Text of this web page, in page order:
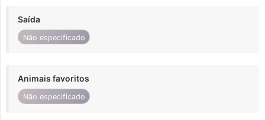
Saída
Não especificado
Animais favoritos
Não especificado